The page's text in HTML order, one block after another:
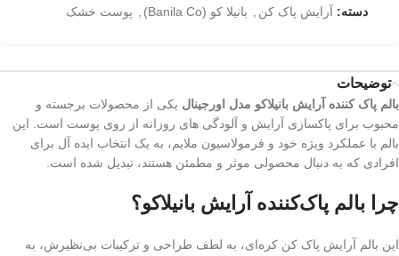
دسته: آرایش پاک کن بانیلا کو (Banila Co) پوست خشک
توضیحات
بالم پاک‌ کننده آرایش بانیلاکو مدل اورجینال یکی از محصولات برجسته و
محبوب برای پاکسازی آرایش و آلودگی‌ های روزانه از روی پوست است. این
بالم با عملکرد ویژه‌ خود و فرمولاسیون ملایم، به یک انتخاب ایده‌ آل برای
افرادی که به دنبال محصولی موثر و مطمئن هستند، تبدیل شده است.
چرا بالم پاک‌کننده آرایش بانیلاکو؟
این بالم آرایش پاک کن کره‌ای، به لطف طراحی و ترکیبات بی‌نظیرش، به